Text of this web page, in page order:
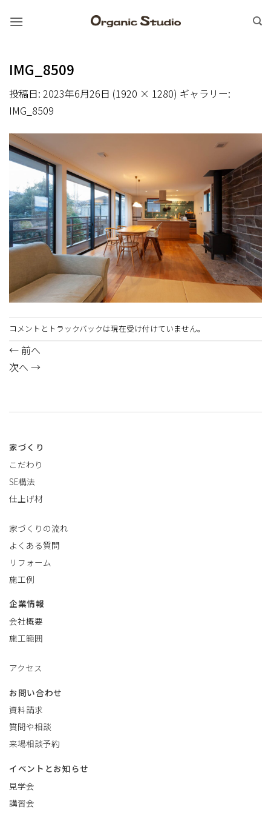
IMG_8509
投稿日: 2023年6月26日 (1920 × 1280) ギャラリー:
IMG_8509
コメントとトラックバックは現在受け付けていません。
← 前へ
次へ →
家づくり
こだわり
SE構法
仕上げ材
家づくりの流れ
よくある質問
リフォーム
施工例
企業情報
会社概要
施工範囲
アクセス
お問い合わせ
資料請求
質問や相談
来場相談予約
イベントとお知らせ
見学会
講習会